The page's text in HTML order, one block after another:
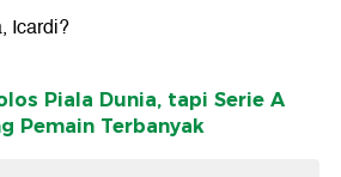
Icardi?
Piala Dunia, tapi Serie A
Pemain Terbanyak